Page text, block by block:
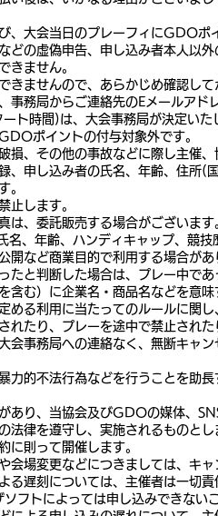
、大会当日のプレーフィにGDOポ
どの虚偽申告、申し込み者本人以
きません。
きませんので、あらかじめ確認して
事務局からご連絡先のEメールアド
ト時間)は、大会事務局が決定いた
ポイントの付与対象外です。
損、その他の事故などに際し主催
、申し込み者の氏名、年齢、住所
。
止します。
は、委託販売する場合がございます
名、年齢、ハンディキャップ、競
開など商業目的で利用する場合があ
たと判断した場合は、プレー中で
含む）に企業名・商品名などを意
める利用に当たってのルールに関
れたり、プレーを途中で禁止され
会事務局への連絡なく、無断キ
力的不法行為などを行うことを助
あり、当協会及びGDOの媒体、
法律を遵守し、実施されるものとし
に則って開催します。
会場変更などにつきましては、キ
る遅刻については、主催者は一切責
フトによっては申し込みできない